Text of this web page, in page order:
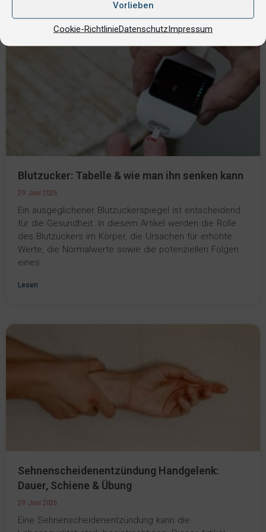
Vorlieben
Cookie-RichtlinieDatenschutzImpressum
Blutzucker: Tabelle & wie man ihn senken kann
29. Juni 2026
Ein ausgeglichener Blutzuckerspiegel ist entscheidend
für die Gesundheit. In diesem Artikel werden die Rolle
des Blutzuckers im Körper, die Ursachen für erhöhte
Werte, die Normalwerte sowie die potenziellen Folgen
eines
Lesen
Sehnenscheidenentzündung Handgelenk:
Dauer, Schiene & Übung
29. Juni 2026
Eine Sehnenscheidenentzündung kann die